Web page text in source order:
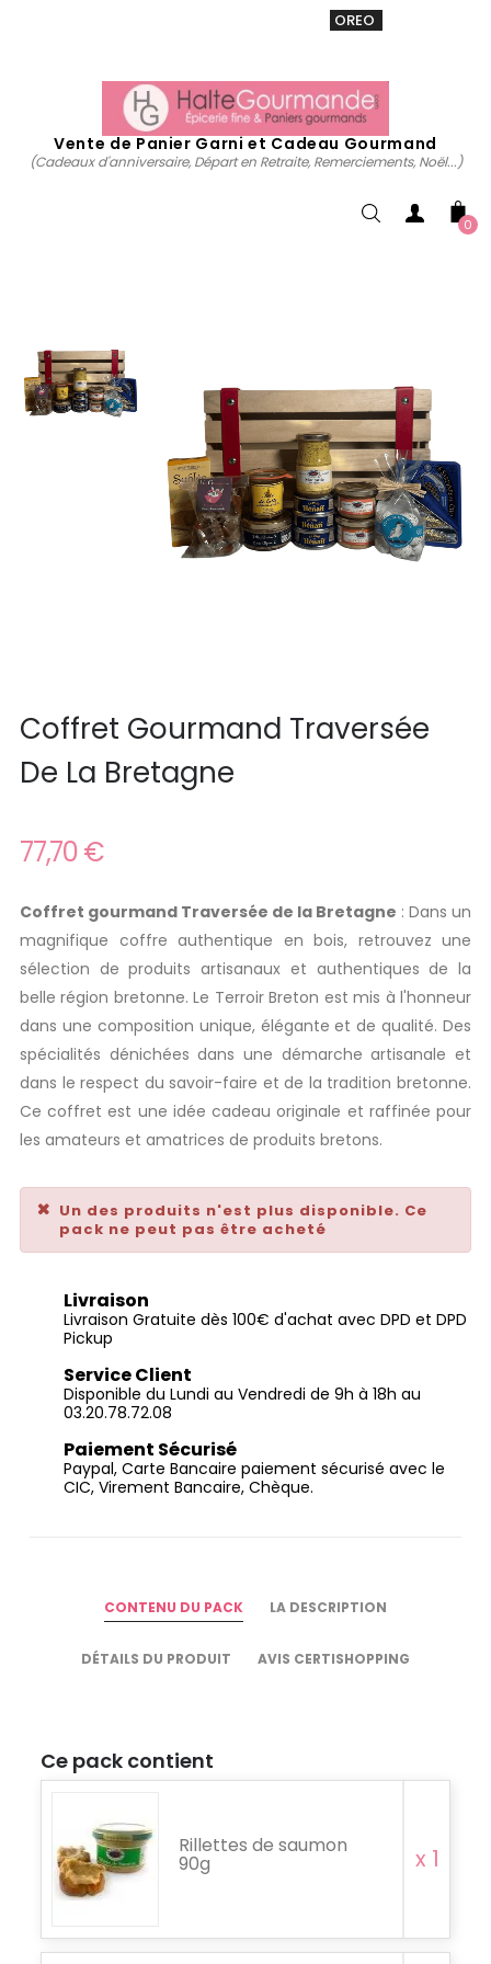
OREO
Vente de Panier Garni et Cadeau Gourmand
(Cadeaux d'anniversaire, Départ en Retraite, Remerciements, Noël...)
0
Coffret Gourmand Traversée
De La Bretagne
77,70 €
Coffret gourmand Traversée de la Bretagne : Dans un
magnifique coffre authentique en bois, retrouvez une
sélection de produits artisanaux et authentiques de la
belle région bretonne. Le Terroir Breton est mis à l'honneur
dans une composition unique, élégante et de qualité. Des
spécialités dénichées dans une démarche artisanale et
dans le respect du savoir-faire et de la tradition bretonne.
Ce coffret est une idée cadeau originale et raffinée pour
les amateurs et amatrices de produits bretons.
Un des produits n'est plus disponible. Ce
pack ne peut pas être acheté
Livraison
Livraison Gratuite dès 100€ d'achat avec DPD et DPD
Pickup
Service Client
Disponible du Lundi au Vendredi de 9h à 18h au
03.20.78.72.08
Paiement Sécurisé
Paypal, Carte Bancaire paiement sécurisé avec le
CIC, Virement Bancaire, Chèque.
CONTENU DU PACK LA DESCRIPTION
DÉTAILS DU PRODUIT AVIS CERTISHOPPING
Ce pack contient
Rillettes de saumon
90g x 1